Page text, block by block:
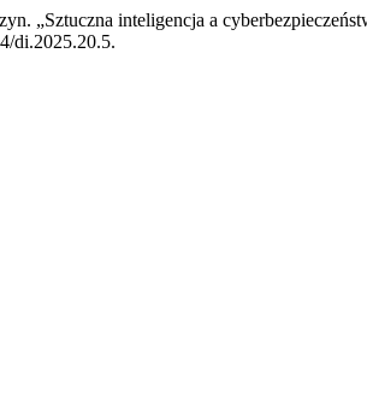
„Sztuczna inteligencja a
di.2025.20.5.